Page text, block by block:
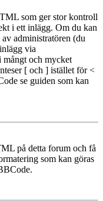
som ger stor kontroll
i ett inlägg. Om du kan
administratören (du
via
och mycket
[ och ] istället för <
se guiden som kan
på detta forum och få
som kan göras